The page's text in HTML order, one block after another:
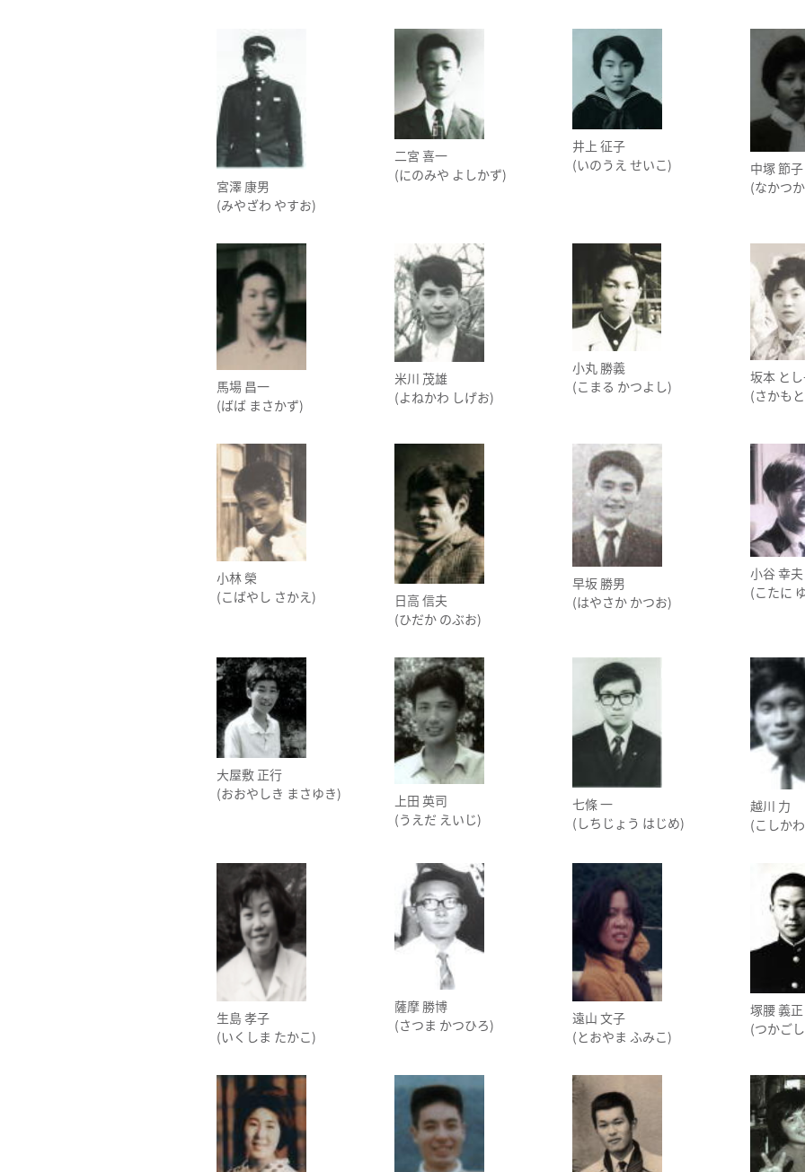
宮澤 康男
(みやざわ やすお)
二宮 喜一
(にのみや よしかず)
井上 征子
(いのうえ せいこ)
中塚 節子
(なかつ
馬場 昌一
(ばば まさかず)
米川 茂雄
(よねかわ しげお)
小丸 勝義
(こまる かつよし)
坂本 と
(さかも
小林 榮
(こばやし さかえ)
日高 信夫
(ひだか のぶお)
早坂 勝男
(はやさか かつお)
小谷 幸夫
(こたに
大屋敷 正行
(おおやしき まさゆき)
上田 英司
(うえだ えいじ)
七條 一
(しちじょう はじめ)
越川 力
(こしか
生島 孝子
(いくしま たかこ)
薩摩 勝博
(さつま かつひろ)
遠山 文子
(とおやま ふみこ)
塚腰 義正
(つかご